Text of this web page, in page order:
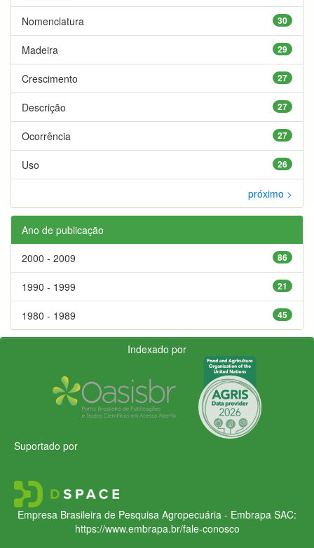
30
Nomenclatura
29
Madeira
27
Crescimento
27
Descrição
27
Ocorrência
26
Uso
próximo >
Ano de publicação
86
2000 - 2009
21
1990 - 1999
45
1980 - 1989
Indexado por
Suportado por
Empresa Brasileira de Pesquisa Agropecuária - Embrapa SAC:
https://www.embrapa.br/fale-conosco